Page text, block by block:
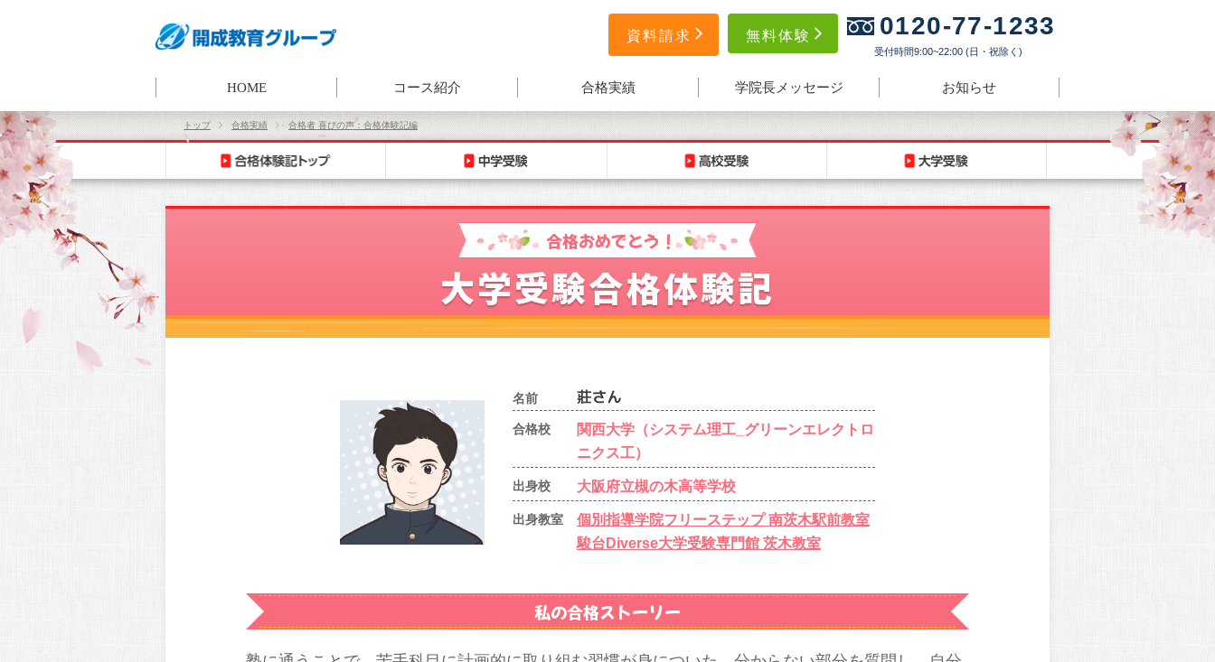
資料請求 無料体験 0120-77-1233
受付時間9:00~22:00 (日・祝除く)
HOME コース紹介 合格実績 学院長メッセージ お知らせ
トップ 合格実績 合格者 喜びの声：合格体験記編
合格おめでとう！
大学受験合格体験記
名前
合格校
関西大学（システム理工_グリーンエレクトロ
ニクス工）
出身校 大阪府立槻の木高等学校
出身教室
個別指導学院フリーステップ 南茨木駅前教室
駿台Diverse大学受験専門館 茨木教室
私の合格ストーリー